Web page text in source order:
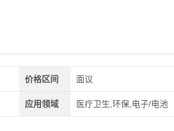
价格区间 面议
应用领域 医疗卫生,环保,电子/电池